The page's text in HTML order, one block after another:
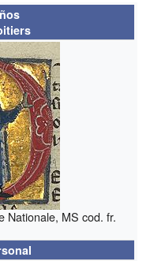
Nationale, MS cod. fr.